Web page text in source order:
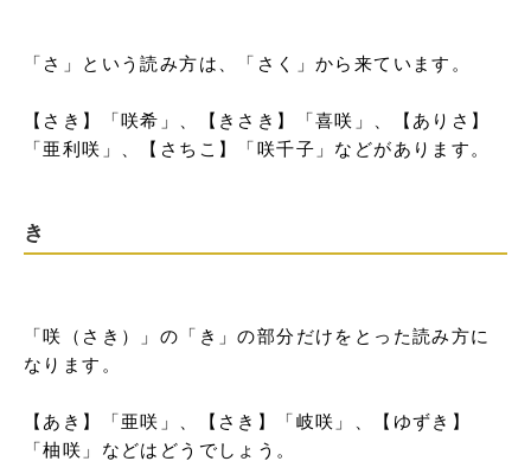
「さ」という読み方は、「さく」から来ています。
【さき】「咲希」、【きさき】「喜咲」、【ありさ】
「亜利咲」、【さちこ】「咲千子」などがあります。
き
「咲（さき）」の「き」の部分だけをとった読み方に
なります。
【あき】「亜咲」、【さき】「岐咲」、【ゆずき】
「柚咲」などはどうでしょう。